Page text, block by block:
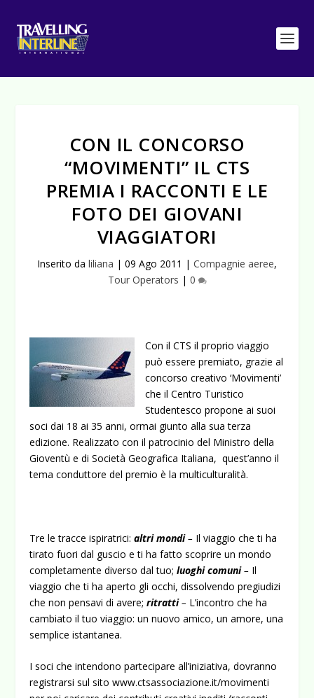
CON IL CONCORSO
“MOVIMENTI” IL CTS
PREMIA I RACCONTI E LE
FOTO DEI GIOVANI
VIAGGIATORI
Inserito da liliana | 09 Ago 2011 | Compagnie aeree,
Tour Operators | 0
Con il CTS il proprio viaggio
può essere premiato, grazie al
concorso creativo ‘Movimenti’
che il Centro Turistico
Studentesco propone ai suoi
soci dai 18 ai 35 anni, ormai giunto alla sua terza
edizione. Realizzato con il patrocinio del Ministro della
Gioventù e di Società Geografica Italiana, quest’anno il
tema conduttore del premio è la multiculturalità.
Tre le tracce ispiratrici:altri mondi– Il viaggio che ti ha
tirato fuori dal guscio e ti ha fatto scoprire un mondo
completamente diverso dal tuo;luoghi comuni– Il
viaggio che ti ha aperto gli occhi, dissolvendo pregiudizi
che non pensavi di avere;ritratti– L’incontro che ha
cambiato il tuo viaggio: un nuovo amico, un amore, una
semplice istantanea.
I soci che intendono partecipare all’iniziativa, dovranno
registrarsi sul sitowww.ctsassociazione.it/movimenti